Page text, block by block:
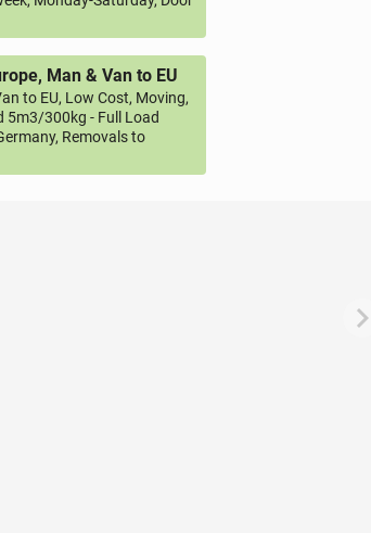
Man & Van to EU
to EU, Low Cost, Moving,
5m3/300kg - Full Load
Removals to